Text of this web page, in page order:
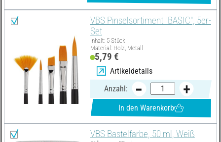
VBS Pinselsortiment "BASIC", 5er-
Set
Inhalt: 5 Stück
Material: Holz, Metall
5,79 €
Artikeldetails
Anzahl:
In den Warenkorb
VBS Bastelfarbe, 50 ml, Weiß